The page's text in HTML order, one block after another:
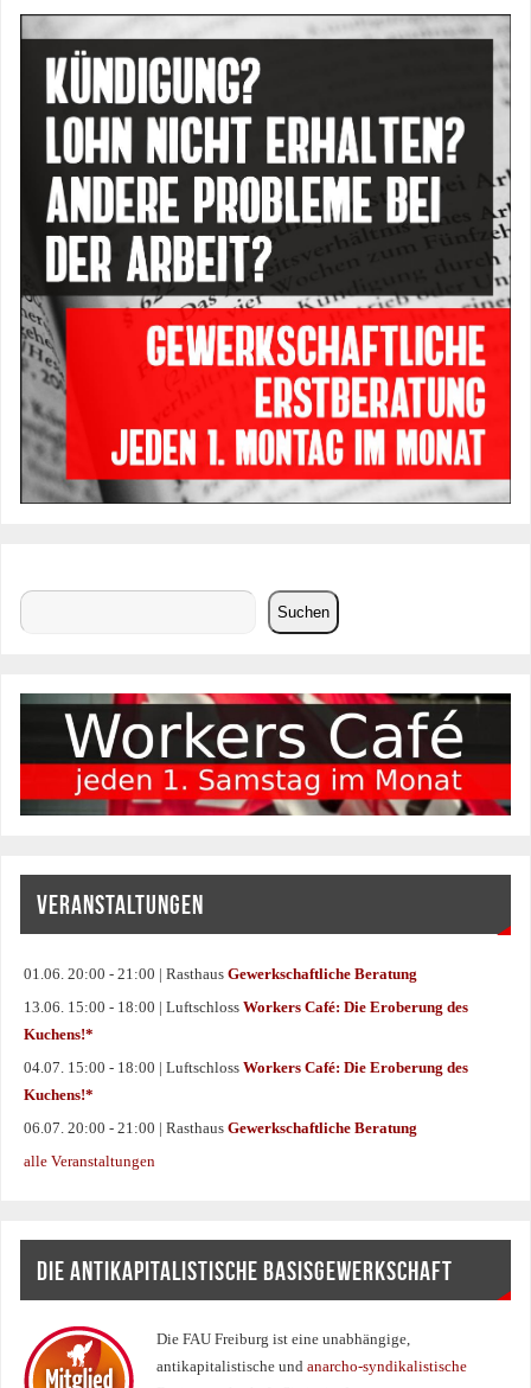
Suchen
VERANSTALTUNGEN
01.06. 20:00 - 21:00 | RasthausGewerkschaftliche Beratung
13.06. 15:00 - 18:00 | LuftschlossWorkers Café: Die Eroberung des
Kuchens!*
04.07. 15:00 - 18:00 | LuftschlossWorkers Café: Die Eroberung des
Kuchens!*
06.07. 20:00 - 21:00 | RasthausGewerkschaftliche Beratung
alle Veranstaltungen
DIE ANTIKAPITALISTISCHE BASISGEWERKSCHAFT
Die FAU Freiburg ist eine un­abhängige,
antikapitalistische undanarcho-syndikalistische